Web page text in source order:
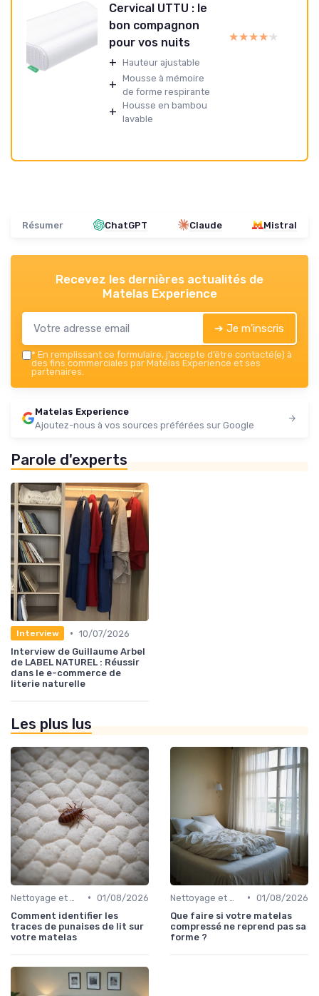
Cervical UTTU : le
bon compagnon
pour vos nuits
+ Hauteur ajustable
+ Mousse à mémoire
de forme respirante
+ Housse en bambou
lavable
★★★★★
★★★★★
Résumer ChatGPT Claude Mistral
Recevez les dernières actualités de
Matelas Experience
➔ Je m'inscris
* En remplissant ce formulaire, j’accepte d’être contacté(e) à
des fins commerciales par Matelas Experience et ses
partenaires.
Matelas Experience
Ajoutez-nous à vos sources préférées sur Google
Parole d'experts
Interview • 10/07/2026
Interview de Guillaume Arbel
de LABEL NATUREL : Réussir
dans le e-commerce de
literie naturelle
Les plus lus
• 01/08/2026
Comment identifier les
traces de punaises de lit sur
votre matelas
• 01/08/2026
Que faire si votre matelas
compressé ne reprend pas sa
forme ?